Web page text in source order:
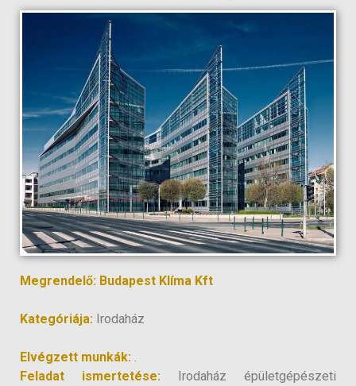
Megrendelő: Budapest Klíma Kft
Kategóriája: Irodaház
Elvégzett munkák:
Feladat ismertetése: Irodaház épületgépészeti